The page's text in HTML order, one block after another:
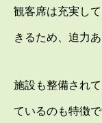
観客席は充実し
きるため、迫力
施設も整備され
ているのも特徴で